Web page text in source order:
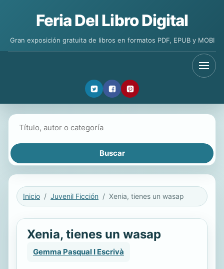
Feria Del Libro Digital
Gran exposición gratuita de libros en formatos PDF, EPUB y MOBI
Inicio Juvenil Ficción Xenia, tienes un wasap
Xenia, tienes un wasap
Gemma Pasqual I Escrivà